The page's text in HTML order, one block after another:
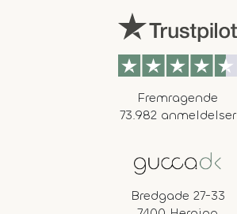
Fremragende
73.982 anmeldelser
Bredgade 27-33